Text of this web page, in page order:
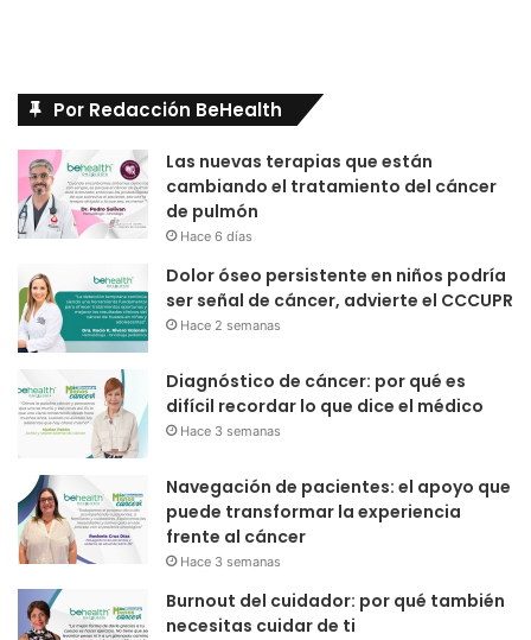
Por Redacción BeHealth
Las nuevas terapias que están
cambiando el tratamiento del cáncer
de pulmón
Hace 6 días
Dolor óseo persistente en niños podría
ser señal de cáncer, advierte el CCCUPR
Hace 2 semanas
Diagnóstico de cáncer: por qué es
difícil recordar lo que dice el médico
Hace 3 semanas
Navegación de pacientes: el apoyo que
puede transformar la experiencia
frente al cáncer
Hace 3 semanas
Burnout del cuidador: por qué también
necesitas cuidar de ti